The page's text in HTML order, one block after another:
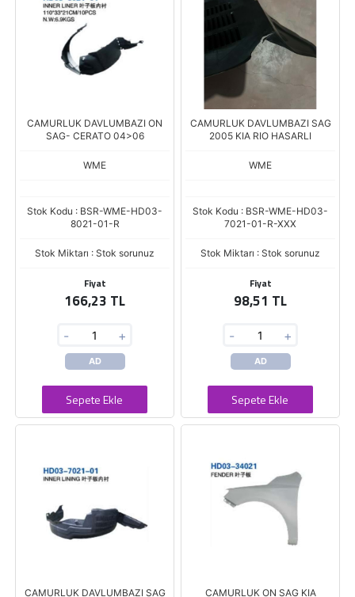
CAMURLUK DAVLUMBAZI ON
SAG- CERATO 04>06
WME
Stok Kodu : BSR-WME-HD03-
8021-01-R
Stok Miktarı : Stok sorunuz
Fiyat
166,23 TL
- +
AD
Sepete Ekle
CAMURLUK DAVLUMBAZI SAG
2005 KIA RIO HASARLI
WME
Stok Kodu : BSR-WME-HD03-
7021-01-R-XXX
Stok Miktarı : Stok sorunuz
Fiyat
98,51 TL
- +
AD
Sepete Ekle
CAMURLUK DAVLUMBAZI SAG CAMURLUK ON SAG KIA